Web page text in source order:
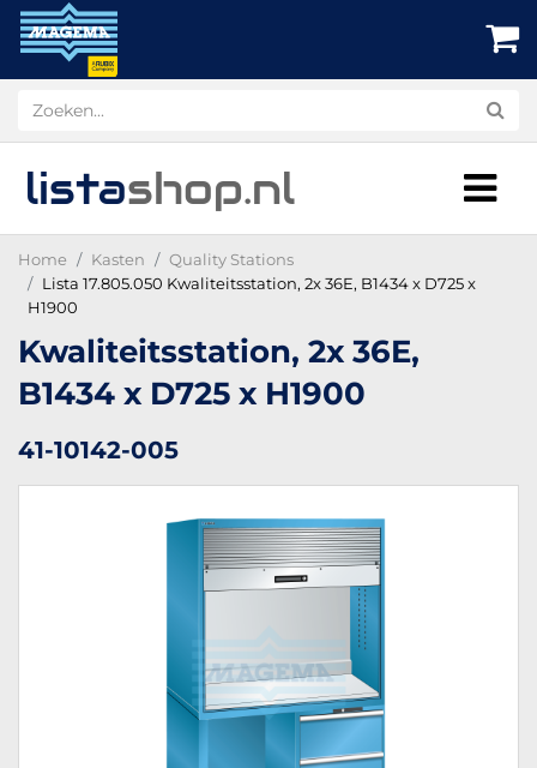
listashop.nl
Home Kasten
Quality Stations
Lista 17.805.050 Kwaliteitsstation, 2x 36E, B1434 x D725 x
H1900
Kwaliteitsstation, 2x 36E,
B1434 x D725 x H1900
41-10142-005